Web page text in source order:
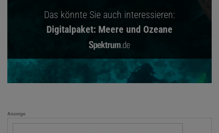
Das könnte Sie auch interessieren:
Digitalpaket: Meere und Ozeane
Anzeige